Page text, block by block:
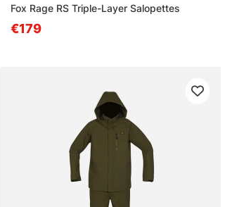
Fox Rage RS Triple-Layer Salopettes
€179